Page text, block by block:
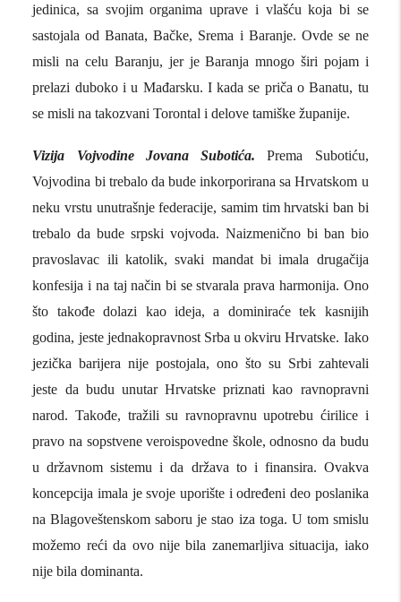
jedinica, sa svojim organima uprave i vlašću koja bi se
sastojala od Banata, Bačke, Srema i Baranje. Ovde se ne
misli na celu Baranju, jer je Baranja mnogo širi pojam i
prelazi duboko i u Mađarsku. I kada se priča o Banatu, tu
se misli na takozvani Torontal i delove tamiške županije.
Vizija Vojvodine Jovana Subotića.
Prema Subotiću,
Vojvodina bi trebalo da bude inkorporirana sa Hrvatskom u
neku vrstu unutrašnje federacije, samim tim hrvatski ban bi
trebalo da bude srpski vojvoda. Naizmenično bi ban bio
pravoslavac ili katolik, svaki mandat bi imala drugačija
konfesija i na taj način bi se stvarala prava harmonija. Ono
što takođe dolazi kao ideja, a dominiraće tek kasnijih
godina, jeste jednakopravnost Srba u okviru Hrvatske. Iako
jezička barijera nije postojala, ono što su Srbi zahtevali
jeste da budu unutar Hrvatske priznati kao ravnopravni
narod. Takođe, tražili su ravnopravnu upotrebu ćirilice i
pravo na sopstvene veroispovedne škole, odnosno da budu
u državnom sistemu i da država to i finansira. Ovakva
koncepcija imala je svoje uporište i određeni deo poslanika
na Blagoveštenskom saboru je stao iza toga. U tom smislu
možemo reći da ovo nije bila zanemarljiva situacija, iako
nije bila dominanta.